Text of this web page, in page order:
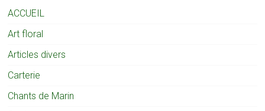
ACCUEIL
Art floral
Articles divers
Carterie
Chants de Marin